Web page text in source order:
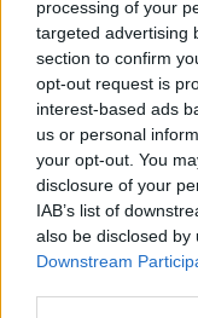
processing of your
targeted advertising
section to confirm
opt-out request is
interest-based ads
us or personal
your opt-out. You
disclosure of your
IAB’s list of
also be disclosed
Downstream
invernale
un’opera d’arte
funzionalità si
AUTORE
Staff